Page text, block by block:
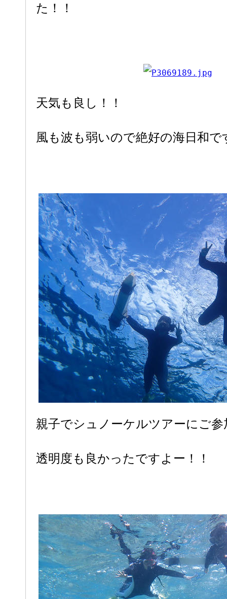
た！！
天気も良し！！
風も波も弱いので絶好の海日和で
親子でシュノーケルツアーにご参
透明度も良かったですよー！！